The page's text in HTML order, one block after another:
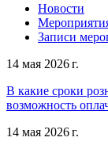
Новости
Записи
14 мая 2026 г.
В какие сроки
возможность
14 мая 2026 г.